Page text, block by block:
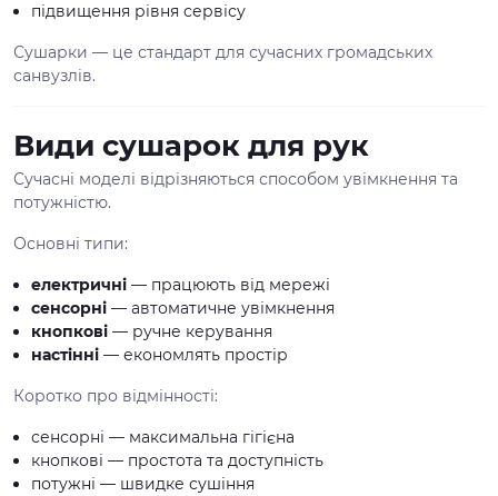
підвищення рівня сервісу
Сушарки — це стандарт для сучасних громадських
санвузлів.
Види сушарок для рук
Сучасні моделі відрізняються способом увімкнення та
потужністю.
Основні типи:
електричні — працюють від мережі
сенсорні — автоматичне увімкнення
кнопкові — ручне керування
настінні — економлять простір
Коротко про відмінності:
сенсорні — максимальна гігієна
кнопкові — простота та доступність
потужні — швидке сушіння